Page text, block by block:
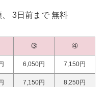
3日前まで 無料
③ ④
6,050円 7,150円
7,150円 8,250円